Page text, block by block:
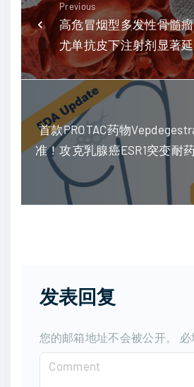
Previous
高危冒烟型多发性骨髓
尤单抗皮下注射剂显著
首款PROTAC药物
准！攻克乳腺癌ESR1突变耐
发表回复
您的邮箱地址不会被公开。 必